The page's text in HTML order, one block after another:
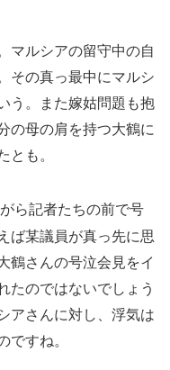
マルシアの留守中の自
その真っ最中にマルシ
う。また嫁姑問題も抱
の母の肩を持つ大鶴に
とも。
ら記者たちの前で号
ば某議員が真っ先に思
鶴さんの号泣会見をイ
たのではないでしょう
アさんに対し、浮気は
ですね。